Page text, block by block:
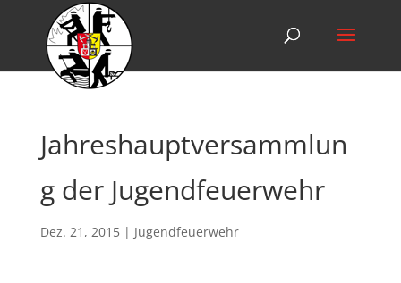
Jahreshauptversammlun
g der Jugendfeuerwehr
Dez. 21, 2015| Jugendfeuerwehr